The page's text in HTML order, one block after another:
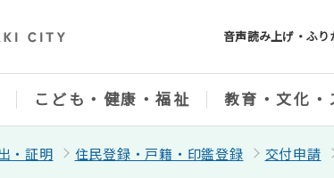
音声読み上げ・ふ
こども・健康・福祉 教育・文化・
・証明 住民登録・戸籍・印鑑登録 交付申請